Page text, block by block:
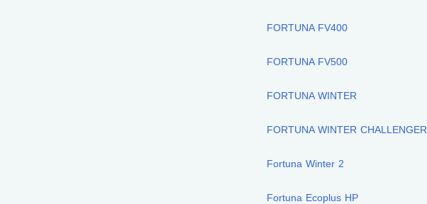
FORTUNA FV400
FORTUNA FV500
FORTUNA WINTER
FORTUNA WINTER CHALLENGER
Fortuna Winter 2
Fortuna Ecoplus HP